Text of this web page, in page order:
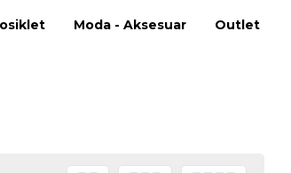
Moda - Aksesuar Outlet